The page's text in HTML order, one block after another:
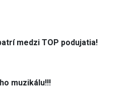
medzi TOP podujatia!
muzikálu!!!